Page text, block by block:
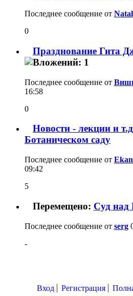
Последнее сообщение от
0
Празднование Гита
Последнее сообщение от
16:58
0
Новости - лекции и
Ботаническом саду
Последнее сообщение от
09:42
5
Перемещено: Суд
Последнее сообщение от serg
-
Вход Регистрация